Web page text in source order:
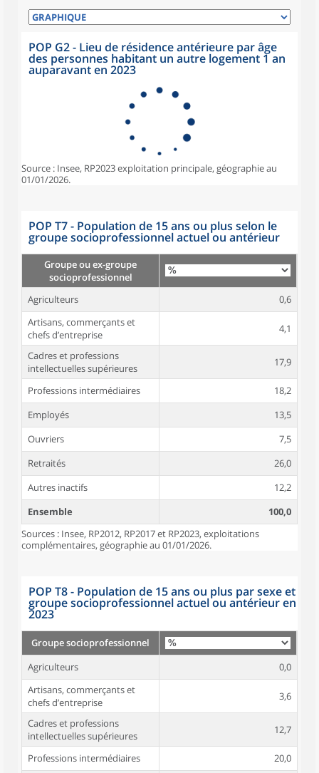
POP G2 - Lieu de résidence antérieure par âge
des personnes habitant un autre logement 1 an
auparavant en 2023
Source : Insee, RP2023 exploitation principale, géographie au
01/01/2026.
POP T7 - Population de 15 ans ou plus selon le
groupe socioprofessionnel actuel ou antérieur
Groupe ou ex-groupe
socioprofessionnel
Agriculteurs
0,6
Artisans, commerçants et
chefs d’entreprise
4,1
Cadres et professions
intellectuelles supérieures
17,9
Professions intermédiaires
18,2
Employés
13,5
Ouvriers
7,5
Retraités
26,0
Autres inactifs
12,2
Ensemble
100,0
Sources : Insee, RP2012, RP2017 et RP2023, exploitations
complémentaires, géographie au 01/01/2026.
POP T8 - Population de 15 ans ou plus par sexe et
groupe socioprofessionnel actuel ou antérieur en
2023
Groupe socioprofessionnel
Agriculteurs
0,0
Artisans, commerçants et
chefs d’entreprise
3,6
Cadres et professions
intellectuelles supérieures
12,7
Professions intermédiaires
20,0